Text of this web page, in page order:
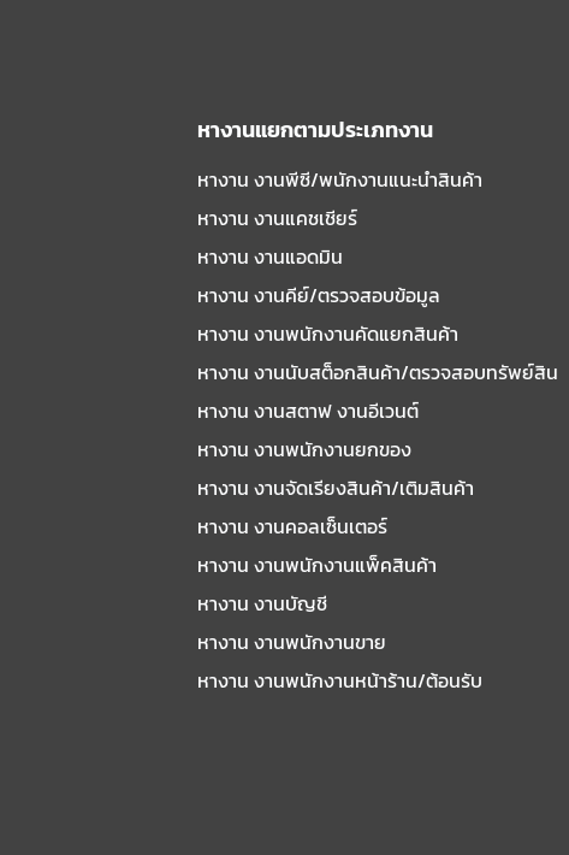
หางานแยกตามประเภทงาน
หางาน งานพีซี/พนักงานแนะนําสินค้า
หางาน งานแคชเชียร์
หางาน งานแอดมิน
หางาน งานคีย์/ตรวจสอบข้อมูล
หางาน งานพนักงานคัดแยกสินค้า
หางาน งานนับสต็อกสินค้า/ตรวจสอบทรัพย์สิน
หางาน งานสตาฟ งานอีเวนต์
หางาน งานพนักงานยกของ
หางาน งานจัดเรียงสินค้า/เติมสินค้า
หางาน งานคอลเซ็นเตอร์
หางาน งานพนักงานแพ็คสินค้า
หางาน งานบัญชี
หางาน งานพนักงานขาย
หางาน งานพนักงานหน้าร้าน/ต้อนรับ